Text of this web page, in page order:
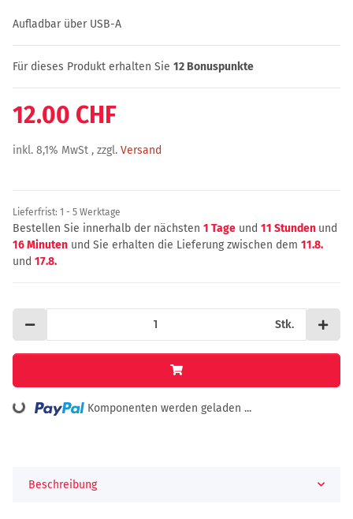
Aufladbar über USB-A
Für dieses Produkt erhalten Sie 12 Bonuspunkte
12.00 CHF
inkl. 8,1% MwSt , zzgl. Versand
Lieferfrist: 1 - 5 Werktage
Bestellen Sie innerhalb der nächsten 1 Tage und 11 Stunden und
16 Minuten und Sie erhalten die Lieferung zwischen dem 11.8.
und 17.8.
Stk.
Loading... Komponenten werden geladen ...
Beschreibung